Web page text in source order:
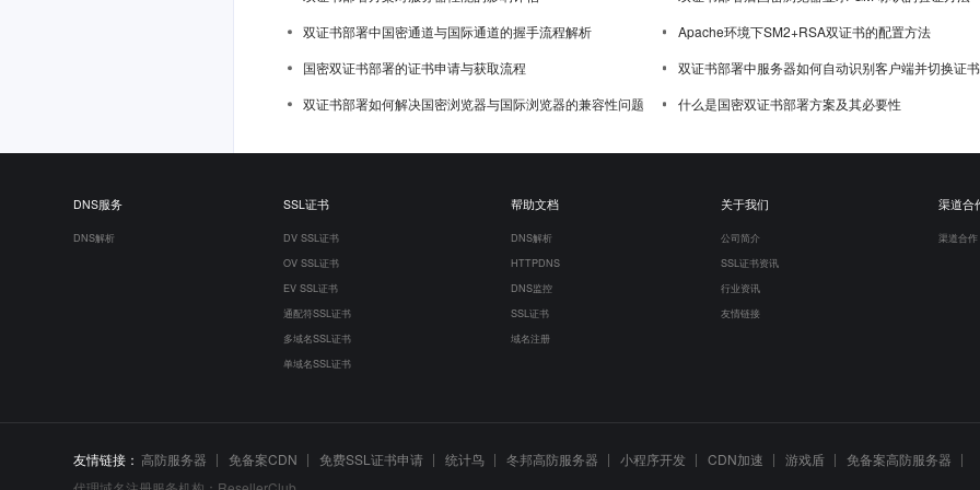
双证书部署中国密通道与国际通道的握手流程解析
Apache环境下SM2+RSA双证书的配置方法
国密双证书部署的证书申请与获取流程
双证书部署中服务器如何自动识别客户端并切换证书
双证书部署如何解决国密浏览器与国际浏览器的兼容性问题
什么是国密双证书部署方案及其必要性
DNS服务
DNS解析
SSL证书
DV SSL证书
OV SSL证书
EV SSL证书
通配符SSL证书
多域名SSL证书
单域名SSL证书
帮助文档
DNS解析
HTTPDNS
DNS监控
SSL证书
域名注册
关于我们
公司简介
SSL证书资讯
行业资讯
友情链接
渠道合
渠道合作
友情链接： 高防服务器 免备案CDN 免费SSL证书申请 统计鸟 冬邦高防服务器 小程序开发 CDN加速 游戏盾
免备案高防服务器